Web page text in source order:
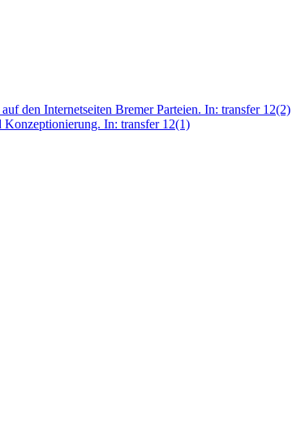
den Internetseiten Bremer Parteien. In: transfer 12(2)
In: transfer 12(1)